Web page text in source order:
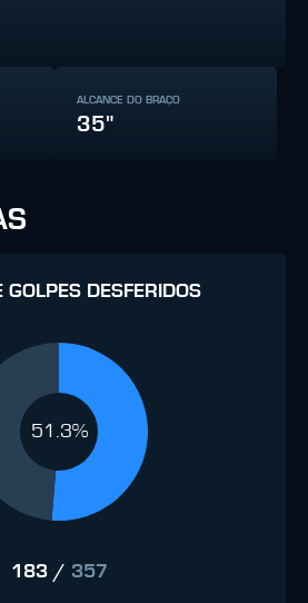
ALCANCE DO BRAÇO
35"
GOLPES DESFERIDOS
51.3%
183/ 357